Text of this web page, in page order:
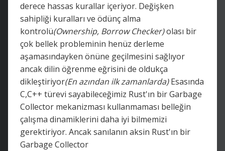
derece hassas kurallar içeriyor. Değişken
sahipliği kuralları ve ödünç alma
kontrolü(Ownership, Borrow Checker)olası bir
çok bellek probleminin henüz derleme
aşamasındayken önüne geçilmesini sağlıyor
ancak dilin öğrenme eğrisini de oldukça
dikleştiriyor(En azından ilk zamanlarda)Esasında
C,C++ türevi sayabileceğimiz Rust'ın bir Garbage
Collector mekanizması kullanmaması belleğin
çalışma dinamiklerini daha iyi bilmemizi
gerektiriyor. Ancak sanılanın aksin Rust'ın bir
Garbage Collector